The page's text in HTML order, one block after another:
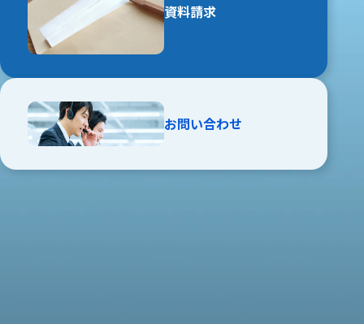
資料請求
お問い合わせ